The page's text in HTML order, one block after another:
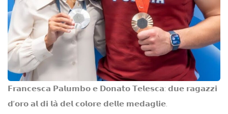
𝗙𝗿𝗮𝗻𝗰𝗲𝘀𝗰𝗮 𝗣𝗮𝗹𝘂𝗺𝗯𝗼 𝗲 𝗗𝗼𝗻𝗮𝘁𝗼 𝗧𝗲𝗹𝗲𝘀𝗰𝗮: 𝗱𝘂𝗲 𝗿𝗮𝗴𝗮𝘇𝘇𝗶
𝗱’𝗼𝗿𝗼 𝗮𝗹 𝗱𝗶 𝗹𝗮̀ 𝗱𝗲𝗹 𝗰𝗼𝗹𝗼𝗿𝗲 𝗱𝗲𝗹𝗹𝗲 𝗺𝗲𝗱𝗮𝗴𝗹𝗶𝗲.